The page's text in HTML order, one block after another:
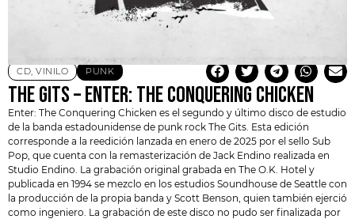
CD, VINILO PUNK
THE GITS – ENTER: THE CONQUERING CHICKEN
Enter: The Conquering Chicken es el segundo y último disco de estudio
de la banda estadounidense de punk rock The Gits . Esta edición
corresponde a la reedición lanzada en enero de 2025 por el sello Sub
Pop, que cuenta con la remasterización de Jack Endino realizada en
Studio Endino. La grabación original grabada en The O.K. Hotel y
publicada en 1994 se mezclo en los estudios Soundhouse de Seattle con
la producción de la propia banda y Scott Benson, quien también ejerció
como ingeniero. La grabación de este disco no pudo ser finalizada por